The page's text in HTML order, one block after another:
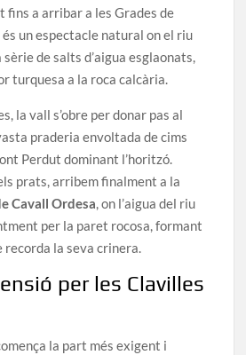
fins a arribar a les Grades de
un espectacle natural on el riu
de salts d’aigua esglaonats,
turquesa a la roca calcària.
la vall s’obre per donar pas al
praderia envoltada de cims
Perdut dominant l’horitzó.
prats, arribem finalment a la
Cavall Ordesa, on l’aigua del riu
per la paret rocosa, formant
recorda la seva crinera.
per les Clavilles
la part més exigent i